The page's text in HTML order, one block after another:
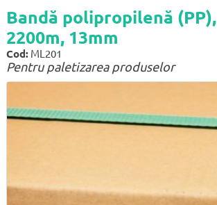
Bandă polipropilenă (PP),
2200m, 13mm
Cod: ML201
Pentru paletizarea produselor